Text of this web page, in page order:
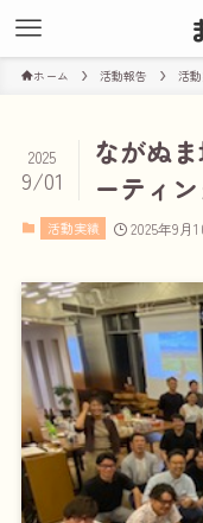
ホーム 活動報告 活
ながぬ
ーティ
2025
9/01
活動実績 2025年9月1